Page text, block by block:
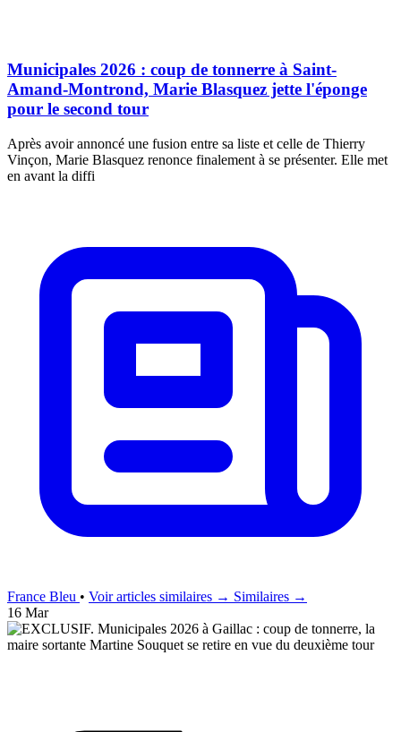
Municipales 2026 : coup de tonnerre à Saint-
Amand-Montrond, Marie Blasquez jette l'éponge
pour le second tour
Après avoir annoncé une fusion entre sa liste et celle de Thierry
Vinçon, Marie Blasquez renonce finalement à se présenter. Elle met
en avant la diffi
France Bleu • Voir articles similaires → Similaires →
16 Mar